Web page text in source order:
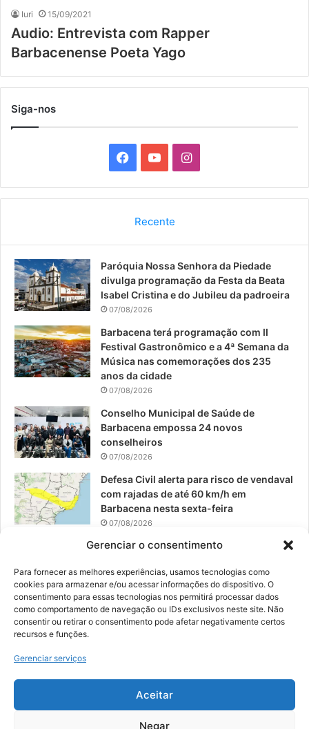
Gerenciar o consentimento
Para fornecer as melhores experiências, usamos tecnologias como
cookies para armazenar e/ou acessar informações do dispositivo. O
consentimento para essas tecnologias nos permitirá processar dados
como comportamento de navegação ou IDs exclusivos neste site. Não
consentir ou retirar o consentimento pode afetar negativamente certos
recursos e funções.
Gerenciar serviços
Aceitar
Negar
Iuri 15/09/2021
Audio: Entrevista com Rapper
Barbacenense Poeta Yago
Siga-nos
a
b
o
k
o
u
b
I
n
a
g
a
Recente
Paróquia Nossa Senhora da Piedade
divulga programação da Festa da Beata
Isabel Cristina e do Jubileu da padroeira
07/08/2026
Barbacena terá programação com II
Festival Gastronômico e a 4ª Semana da
Música nas comemorações dos 235
anos da cidade
07/08/2026
Conselho Municipal de Saúde de
Barbacena empossa 24 novos
conselheiros
07/08/2026
Defesa Civil alerta para risco de vendaval
com rajadas de até 60 km/h em
Barbacena nesta sexta-feira
07/08/2026
EPCAR tem a melhor nota do IDEB no
06/08/2026
© 2026, Todos os direitos reservados | Desenvolvido por:
Digital Business| Hospedado por:NP Publicidade
Fale Conosco
Sobre Nós
Política de Segurança e Privacidade